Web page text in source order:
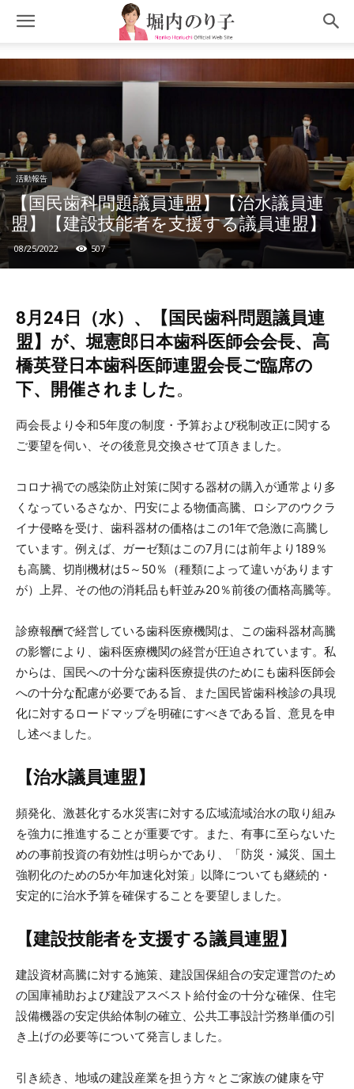
活動報告
【国民歯科問題議員連盟】【治水議員連
盟】【建設技能者を支援する議員連盟】
08/25/2022 507
8月24日（水）、【国民歯科問題議員連
盟】が、堀憲郎日本歯科医師会会長、高
橋英登日本歯科医師連盟会長ご臨席の
下、開催されました 。
両会長より令和5年度の制度・予算および税制改正に関する
ご要望を伺い、その後意見交換させて頂きました。
コロナ禍での感染防止対策に関する器材の購入が通常より多
くなっているさなか、円安による物価高騰、ロシアのウクラ
イナ侵略を受け、歯科器材の価格はこの1年で急激に高騰し
ています。例えば、ガーゼ類はこの7月には前年より189％
も高騰、切削機材は5～50％（種類によって違いがあります
が）上昇、その他の消耗品も軒並み20％前後の価格高騰等。
診療報酬で経営している歯科医療機関は、この歯科器材高騰
の影響により、歯科医療機関の経営が圧迫されています。私
からは、国民への十分な歯科医療提供のためにも歯科医師会
への十分な配慮が必要である旨、また国民皆歯科検診の具現
化に対するロードマップを明確にすべきである旨、意見を申
し述べました。
【治水議員連盟】
頻発化、激甚化する水災害に対する広域流域治水の取り組み
を強力に推進することが重要です。また、有事に至らないた
めの事前投資の有効性は明らかであり、「防災・減災、国土
強靭化のための5か年加速化対策」以降についても継続的・
安定的に治水予算を確保することを要望しました。
【建設技能者を支援する議員連盟】
建設資材高騰に対する施策、建設国保組合の安定運営のため
の国庫補助および建設アスベスト給付金の十分な確保、住宅
設備機器の安定供給体制の確立、公共工事設計労務単価の引
き上げの必要等について発言しました。
引き続き、地域の建設産業を担う方々とご家族の健康を守